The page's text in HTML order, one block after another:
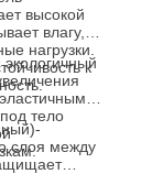
высокой
влагу,
нагрузки.
к
тело
слоя между